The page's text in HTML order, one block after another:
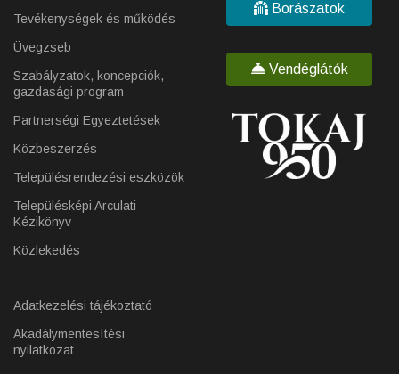
Tevékenységek és működés
Üvegzseb
Szabályzatok, koncepciók,
gazdasági program
Partnerségi Egyeztetések
Közbeszerzés
Településrendezési eszközök
Településképi Arculati
Kézikönyv
Közlekedés
Adatkezelési tájékoztató
Akadálymentesítési
nyilatkozat
Borászatok
Vendéglátók